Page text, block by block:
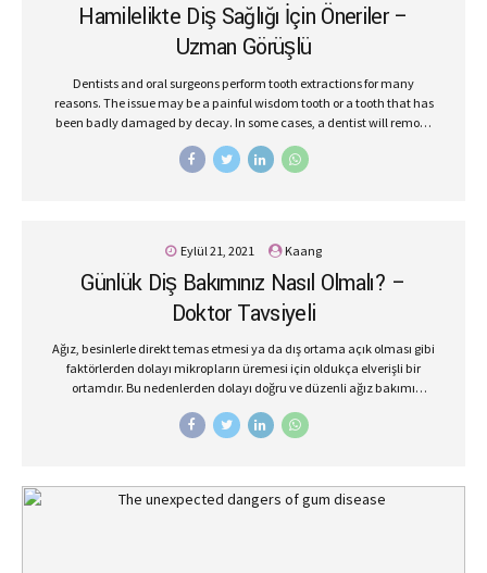
Hamilelikte Diş Sağlığı İçin Öneriler –
Uzman Görüşlü
Dentists and oral surgeons perform tooth extractions for many
reasons. The issue may be a painful wisdom tooth or a tooth that has
been badly damaged by decay. In some cases, a dentist will remove
a tooth to make space for dental prosthetics or braces.
Eylül 21, 2021 Kaang
Günlük Diş Bakımınız Nasıl Olmalı? –
Doktor Tavsiyeli
Ağız, besinlerle direkt temas etmesi ya da dış ortama açık olması gibi
faktörlerden dolayı mikropların üremesi için oldukça elverişli bir
ortamdır. Bu nedenlerden dolayı doğru ve düzenli ağız bakımı
karşılaşılabilir. Ayrıca sağlığın yanı sıra estetik olarak da kişiyi
olabilirsiniz. Doğru ve Etkili Ağız Bakımı Yetişkinler ve çocuklar etkili
ağız ve diş bakımı yaparken aşağıdaki faktörlere dikkat etmelidir.